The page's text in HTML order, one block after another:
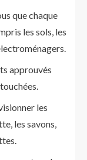
que chaque
les sols, les
approuvés
les
les savons,